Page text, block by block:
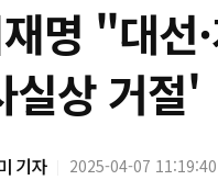
명 "대선
실상 거절'
기자 2025-04-07 11:19:40